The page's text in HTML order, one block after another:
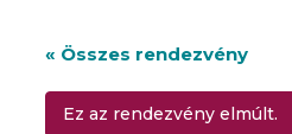
« Összes rendezvény
Ez az rendezvény elmúlt.